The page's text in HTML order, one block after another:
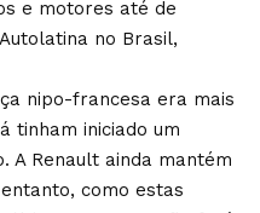
e motores até de
no Brasil,
nipo-francesa era mais
tinham iniciado um
A Renault ainda mantém
como estas